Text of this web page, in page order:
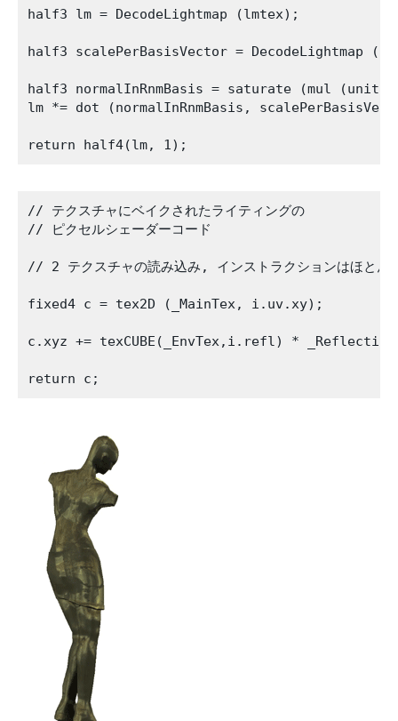
half3 lm = DecodeLightmap (lmtex);
half3 scalePerBasisVector = DecodeLightmap
half3 normalInRnmBasis = saturate (mul
lm *= dot (normalInRnmBasis,
// テクスチャにベイクされたライティングの
// ピクセルシェーダーコード
// 2 テクスチャの読み込み, インストラクションはほとん
fixed4 c = tex2D (_MainTex, i.uv.xy);
c.xyz += texCUBE(_EnvTex,i.refl) *